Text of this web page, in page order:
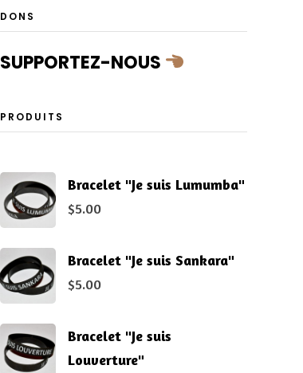
DONS
SUPPORTEZ-NOUS
PRODUITS
Bracelet "Je suis Lumumba"
$5.00
Bracelet "Je suis Sankara"
$5.00
Bracelet "Je suis
Louverture"